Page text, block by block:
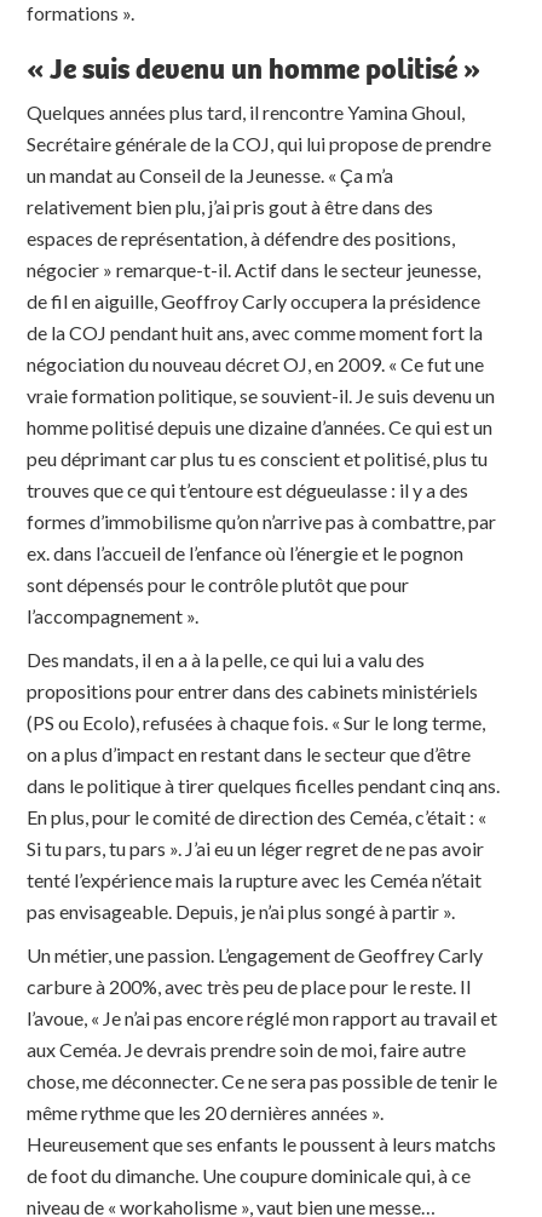
formations ».
« Je suis devenu un homme politisé »
Quelques années plus tard, il rencontre Yamina Ghoul,
Secrétaire générale de la COJ, qui lui propose de prendre
un mandat au Conseil de la Jeunesse. « Ça m’a
relativement bien plu, j’ai pris gout à être dans des
espaces de représentation, à défendre des positions,
négocier » remarque-t-il. Actif dans le secteur jeunesse,
de fil en aiguille, Geoffroy Carly occupera la présidence
de la COJ pendant huit ans, avec comme moment fort la
négociation du nouveau décret OJ, en 2009. « Ce fut une
vraie formation politique, se souvient-il. Je suis devenu un
homme politisé depuis une dizaine d’années. Ce qui est un
peu déprimant car plus tu es conscient et politisé, plus tu
trouves que ce qui t’entoure est dégueulasse : il y a des
formes d’immobilisme qu’on n’arrive pas à combattre, par
ex. dans l’accueil de l’enfance où l’énergie et le pognon
sont dépensés pour le contrôle plutôt que pour
l’accompagnement ».
Des mandats, il en a à la pelle, ce qui lui a valu des
propositions pour entrer dans des cabinets ministériels
(PS ou Ecolo), refusées à chaque fois. « Sur le long terme,
on a plus d’impact en restant dans le secteur que d’être
dans le politique à tirer quelques ficelles pendant cinq ans.
En plus, pour le comité de direction des Ceméa, c’était : «
Si tu pars, tu pars ». J’ai eu un léger regret de ne pas avoir
tenté l’expérience mais la rupture avec les Ceméa n’était
pas envisageable. Depuis, je n’ai plus songé à partir ».
Un métier, une passion. L’engagement de Geoffrey Carly
carbure à 200%, avec très peu de place pour le reste. Il
l’avoue, « Je n’ai pas encore réglé mon rapport au travail et
aux Ceméa. Je devrais prendre soin de moi, faire autre
chose, me déconnecter. Ce ne sera pas possible de tenir le
même rythme que les 20 dernières années ».
Heureusement que ses enfants le poussent à leurs matchs
de foot du dimanche. Une coupure dominicale qui, à ce
niveau de « workaholisme », vaut bien une messe…